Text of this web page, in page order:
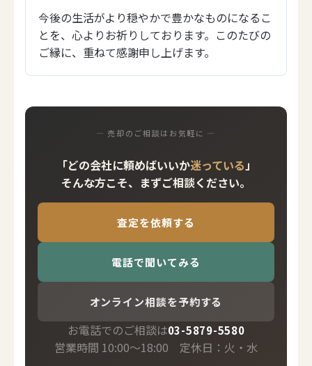
今後の生活がより穏やかで豊かなものになるこ
とを、心よりお祈りしております。このたびの
ご縁に、重ねて感謝申し上げます。
― 売却のご相談はお気軽に ―
「どの会社に頼めばいいか迷っている」
そんな方こそ、まずご相談ください。
査定を依頼する
電話で聞いてみる
オンライン相談を予約する
お電話でのご相談は03-5879-5580
営業時間 10:00〜18:00 定休日：火・水